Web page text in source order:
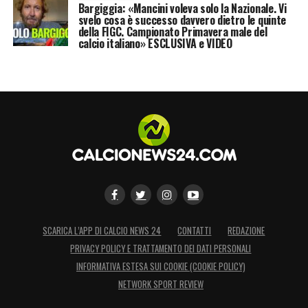
determinante per superare gli ultimi ostacoli.
Se le trattative dovessero andare in porto, si
tratterebbe dell’operazione di calciomercato
dell’ultimo decennio.
LA PLAYLIST DELLE NOSTRE TOP NEWS
Bargiggia: «Mancini voleva solo la Nazionale. Vi
svelo cosa è successo davvero dietro le quinte
della FIGC. Campionato Primavera male del
calcio italiano» ESCLUSIVA e VIDEO
SCARICA L’APP DI CALCIO NEWS 24 CONTATTI
REDAZIONE
PRIVACY POLICY E TRATTAMENTO DEI DATI PERSONALI
INFORMATIVA ESTESA SUI COOKIE (COOKIE POLICY)
NETWORK SPORT REVIEW